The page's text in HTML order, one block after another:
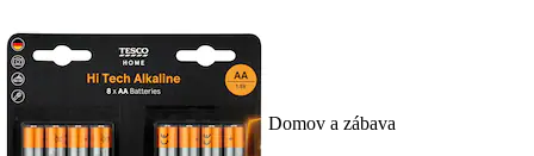
Domov a zábava